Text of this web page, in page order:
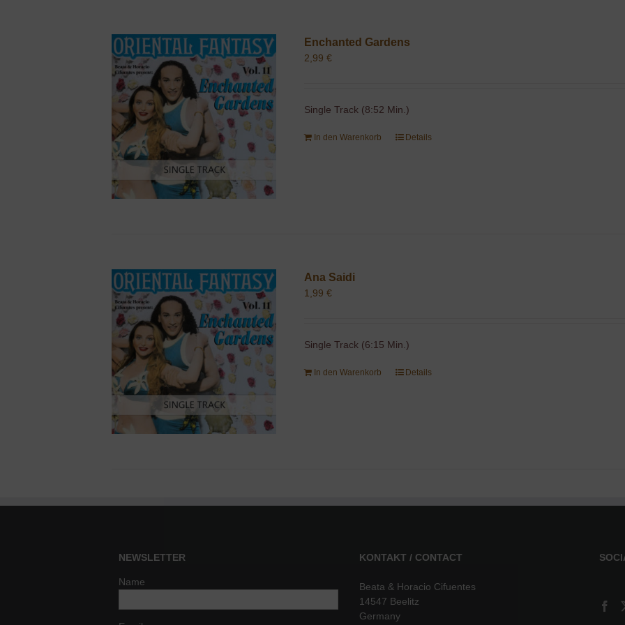
Enchanted Gardens
2,99€
Single Track (8:52 Min.)
In den Warenkorb Details
Ana Saidi
1,99€
Single Track (6:15 Min.)
In den Warenkorb Details
NEWSLETTER
Name
KONTAKT / CONTACT
Beata & Horacio Cifuentes
14547 Beelitz
Germany